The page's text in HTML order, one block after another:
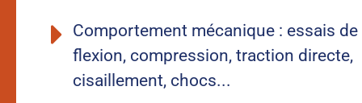
Comportement mécanique : essais de
flexion, compression, traction directe,
cisaillement, chocs...